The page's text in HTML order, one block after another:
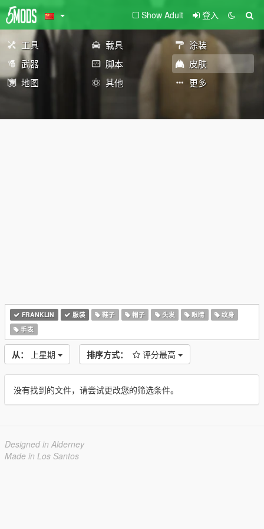
Show Adult 登入
工具 载具
涂装
武器
脚本
皮肤
地图
其他 更多
FRANKLIN 服装 鞋子 帽子 头发 眼睛
纹身
手表
从： 上星期 排序方式： 评分最高
没有找到的文件，请尝试更改您的筛选条件。
Designed in Alderney
Made in Los Santos